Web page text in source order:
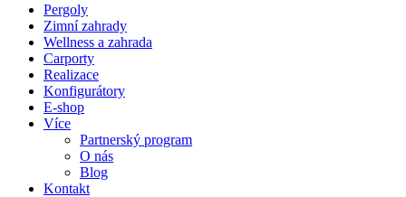
Pergoly
Zimní zahrady
Wellness a zahrada
Carporty
Realizace
Konfigurátory
E-shop
Více
Partnerský program
O nás
Blog
Kontakt